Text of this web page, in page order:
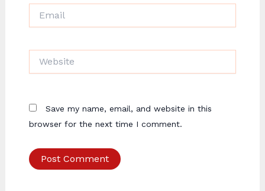
Save my name, email, and website in this
browser for the next time I comment.